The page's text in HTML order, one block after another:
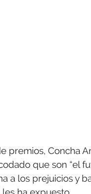
premios, Concha
que son “el
a los prejuicios y